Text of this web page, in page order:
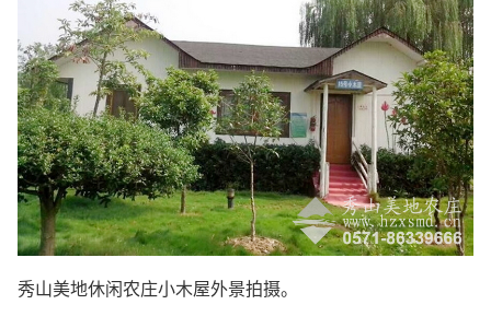
秀山美地休闲农庄小木屋外景拍摄。